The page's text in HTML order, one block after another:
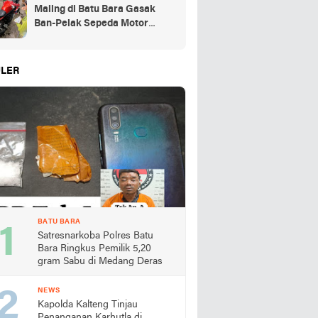
Maling di Batu Bara Gasak
Ban-Pelak Sepeda Motor
BATU BARA
Satresnarkoba Polres Batu
Bara Ringkus Pemilik 5,20
gram Sabu di Medang Deras
NEWS
Kapolda Kalteng Tinjau